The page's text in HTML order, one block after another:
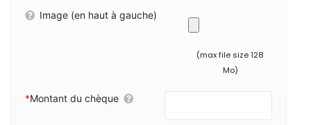
Image (en haut à gauche)
(max file size 128
Mo)
*Montant du chèque